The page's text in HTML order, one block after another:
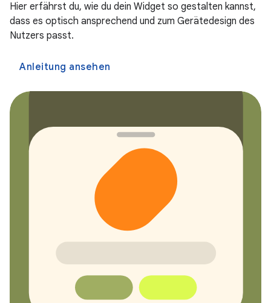
Hier erfährst du, wie du dein Widget so gestalten kannst,
dass es optisch ansprechend und zum Gerätedesign des
Nutzers passt.
Anleitung ansehen